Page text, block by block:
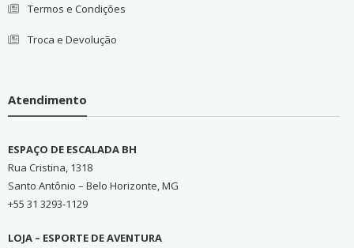
Termos e Condições
Troca e Devolução
Atendimento
ESPAÇO DE ESCALADA BH
Rua Cristina, 1318
Santo Antônio – Belo Horizonte, MG
+55 31 3293-1129
LOJA – ESPORTE DE AVENTURA